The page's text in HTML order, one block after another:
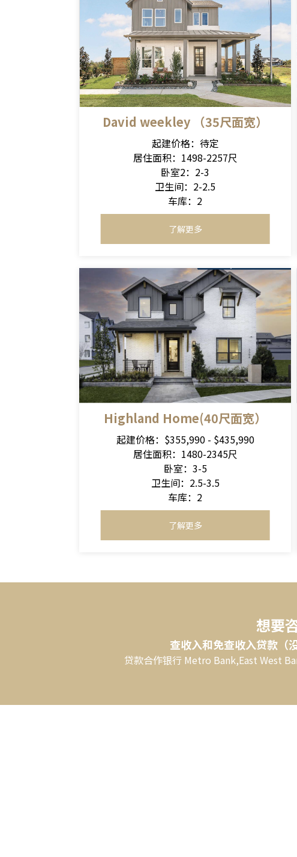
David weekley （35尺面宽）
起建价格：待定
居住面积：1498-2257尺
卧室2：2-3
卫生间：2-2.5
车库：2
了解更多
Highland Home(40尺面宽）
起建价格：$355,990 - $435,990
居住面积：1480-2345尺
卧室：3-5
卫生间：2.5-3.5
车库：2
了解更多
想要
查收入和免查收入贷款（
贷款合作银行 Metro Bank,East West